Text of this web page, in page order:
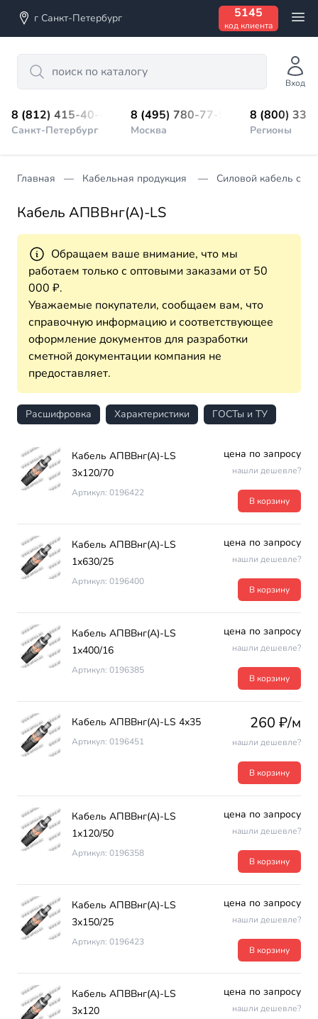
г Санкт-Петербург 5145
код клиента
Search
Вход
8 (812) 415-40-45
Санкт-Петербург
8 (495) 780-77-98
Москва
8 (800)
Регионы
Главная Кабельная продукция Силовой кабель с
Кабель АПВВнг(А)-LS
Обращаем ваше внимание, что мы
работаем только с оптовыми заказами от 50
000 ₽.
Уважаемые покупатели, сообщаем вам, что
справочную информацию и соответствующее
оформление документов для разработки
сметной документации компания не
предоставляет.
Расшифровка Характеристики ГОСТы и ТУ
Кабель АПВВнг(А)-LS
3х120/70
Артикул: 0196422
цена по запросу
нашли дешевле?
В корзину
Кабель АПВВнг(А)-LS
1х630/25
Артикул: 0196400
цена по запросу
нашли дешевле?
В корзину
Кабель АПВВнг(А)-LS
1х400/16
Артикул: 0196385
цена по запросу
нашли дешевле?
В корзину
Кабель АПВВнг(А)-LS 4х35
Артикул: 0196451
260 ₽/м
нашли дешевле?
В корзину
Кабель АПВВнг(А)-LS
1х120/50
Артикул: 0196358
цена по запросу
нашли дешевле?
В корзину
Кабель АПВВнг(А)-LS
3х150/25
Артикул: 0196423
цена по запросу
нашли дешевле?
В корзину
Кабель АПВВнг(А)-LS
3х120
цена по запросу
нашли дешевле?